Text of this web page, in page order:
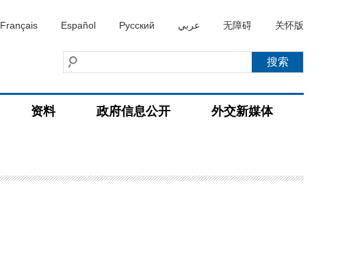
Français Español Русский عربي 无障碍 关怀版
资料 政府信息公开 外交新媒体